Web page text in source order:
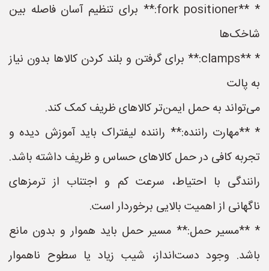
* **fork positioner:** برای تنظیم آسان فاصله بین
شاخک‌ها
* **clamps:** برای گرفتن و بلند کردن کالاها بدون نیاز
به پالت
می‌تواند به حمل ایمن‌تر کالاهای ظریف کمک کند.
* **مهارت راننده:** راننده لیفتراک باید آموزش دیده و
تجربه کافی در حمل کالاهای حساس و ظریف داشته باشد.
رانندگی با احتیاط، سرعت کم و اجتناب از ترمزهای
ناگهانی از اهمیت بالایی برخوردار است.
* **مسیر حمل:** مسیر حمل باید هموار و بدون مانع
باشد. وجود دست‌انداز، شیب زیاد یا سطوح ناهموار